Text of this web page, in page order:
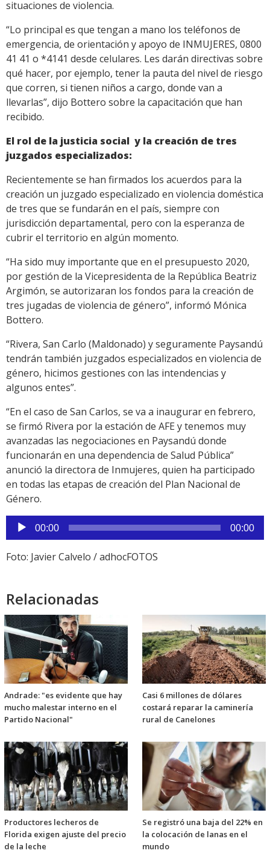
situaciones de violencia.
“Lo principal es que tengan a mano los teléfonos de
emergencia, de orientación y apoyo de INMUJERES, 0800
41 41 o *4141 desde celulares. Les darán directivas sobre
qué hacer, por ejemplo, tener la pauta del nivel de riesgo
que corren, si tienen niños a cargo, donde van a
llevarlas”, dijo Bottero sobre la capacitación que han
recibido.
El rol de la justicia social y la creación de tres
juzgados especializados:
Recientemente se han firmados los acuerdos para la
creación un juzgado especializado en violencia doméstica
de tres que se fundarán en el país, siempre con
jurisdicción departamental, pero con la esperanza de
cubrir el territorio en algún momento.
“Ha sido muy importante que en el presupuesto 2020,
por gestión de la Vicepresidenta de la República Beatriz
Argimón, se autorizaran los fondos para la creación de
tres jugadas de violencia de género”, informó Mónica
Bottero.
“Rivera, San Carlo (Maldonado) y seguramente Paysandú
tendrán también juzgados especializados en violencia de
género, hicimos gestiones con las intendencias y
algunos entes”.
“En el caso de San Carlos, se va a inaugurar en febrero,
se firmó Rivera por la estación de AFE y tenemos muy
avanzadas las negociaciones en Paysandú donde
funcionarán en una dependencia de Salud Pública”
anunció la directora de Inmujeres, quien ha participado
en todas las etapas de creación del Plan Nacional de
Género.
Reproductor
de
audio
00:00 00:00
Foto: Javier Calvelo / adhocFOTOS
Relacionadas
Andrade: "es evidente que hay
mucho malestar interno en el
Partido Nacional"
Casi 6 millones de dólares
costará reparar la caminería
rural de Canelones
Productores lecheros de
Florida exigen ajuste del precio
de la leche
Se registró una baja del 22% en
la colocación de lanas en el
mundo